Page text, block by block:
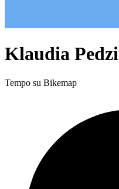
Klaudia
Tempo su Bikemap